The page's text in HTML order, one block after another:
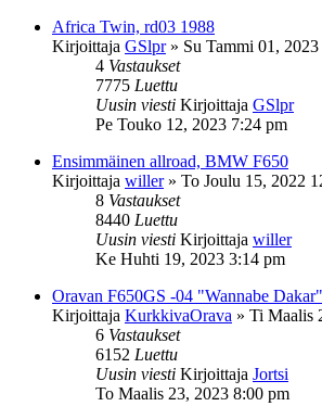
Africa Twin, rd03 1988
Kirjoittaja GSlpr» Su Tammi 01,
4 Vastaukset
7775 Luettu
Uusin viesti Kirjoittaja GSlpr
Pe Touko 12, 2023 7:24 pm
Ensimmäinen allroad, BMW F650
Kirjoittaja willer» To Joulu 15, 2022
8 Vastaukset
8440 Luettu
Uusin viesti Kirjoittaja willer
Ke Huhti 19, 2023 3:14 pm
Oravan F650GS -04 "Wannabe Dakar"
Kirjoittaja KurkkivaOrava » Ti Maalis
6 Vastaukset
6152 Luettu
Uusin viesti Kirjoittaja Jortsi
To Maalis 23, 2023 8:00 pm